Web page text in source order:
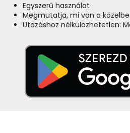
Egyszerű használat
Megmutatja, mi van a
Utazáshoz nélkülözhetetlen: